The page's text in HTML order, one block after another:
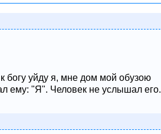
богу уйду я, мне дом мой обузою
ему: "Я". Человек не услышал его.